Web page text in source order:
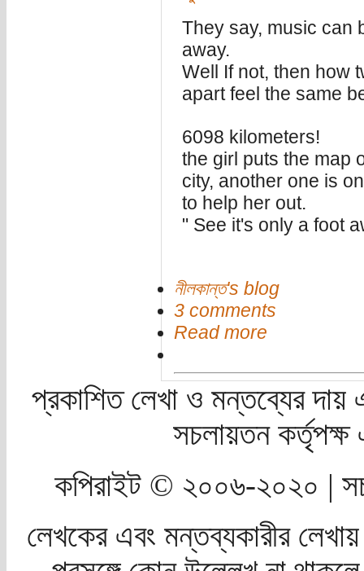
They say, music can
away.
Well If not, then how
apart feel the same
6098 kilometers!
the girl puts the map
city, another one is
to help her out.
" See it's only a foot
নীলকান্ত's blog
3 comments
Read more
প্রকাশিত লেখা ও মন্তব্যের দায়
সচলায়তন
কপিরাইট © ২০০৬-২০২০ |
লেখকের এবং মন্তব্যকারীর